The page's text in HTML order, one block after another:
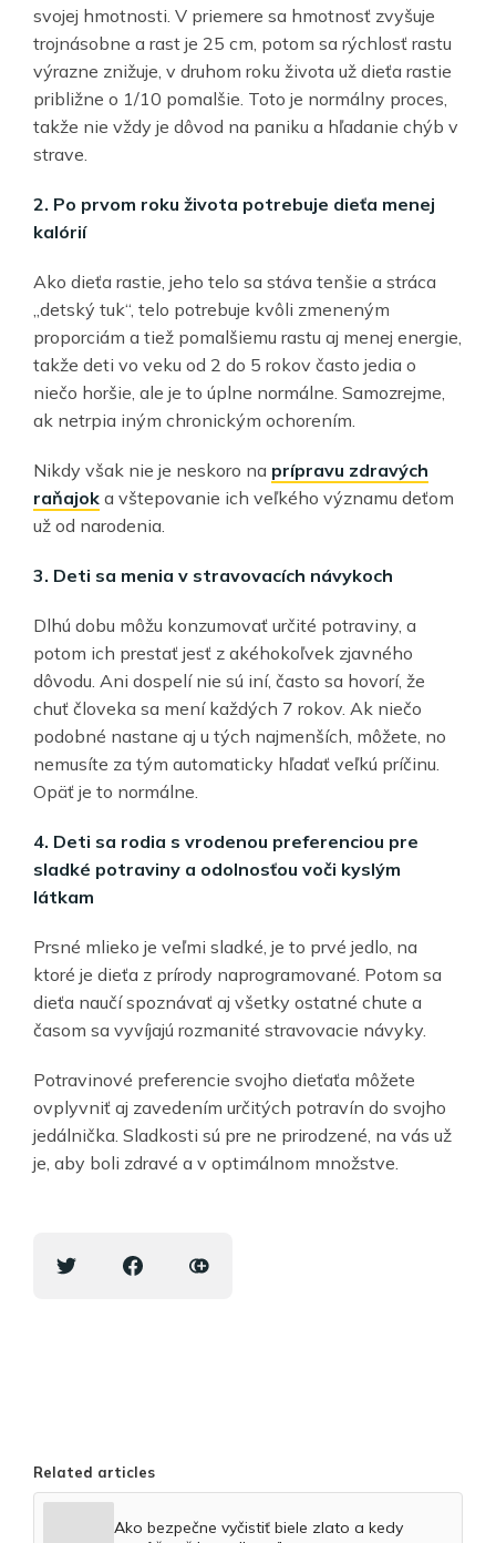
svojej hmotnosti. V priemere sa hmotnosť zvyšuje
trojnásobne a rast je 25 cm, potom sa rýchlosť rastu
výrazne znižuje, v druhom roku života už dieťa rastie
približne o 1/10 pomalšie. Toto je normálny proces,
takže nie vždy je dôvod na paniku a hľadanie chýb v
strave.
2. Po prvom roku života potrebuje dieťa menej
kalórií
Ako dieťa rastie, jeho telo sa stáva tenšie a stráca
„detský tuk“, telo potrebuje kvôli zmeneným
proporciám a tiež pomalšiemu rastu aj menej energie,
takže deti vo veku od 2 do 5 rokov často jedia o
niečo horšie, ale je to úplne normálne. Samozrejme,
ak netrpia iným chronickým ochorením.
Nikdy však nie je neskoro na prípravu zdravých
raňajok a vštepovanie ich veľkého významu deťom
už od narodenia.
3. Deti sa menia v stravovacích návykoch
Dlhú dobu môžu konzumovať určité potraviny, a
potom ich prestať jesť z akéhokoľvek zjavného
dôvodu. Ani dospelí nie sú iní, často sa hovorí, že
chuť človeka sa mení každých 7 rokov. Ak niečo
podobné nastane aj u tých najmenších, môžete, no
nemusíte za tým automaticky hľadať veľkú príčinu.
Opäť je to normálne.
4. Deti sa rodia s vrodenou preferenciou pre
sladké potraviny a odolnosťou voči kyslým
látkam
Prsné mlieko je veľmi sladké, je to prvé jedlo, na
ktoré je dieťa z prírody naprogramované. Potom sa
dieťa naučí spoznávať aj všetky ostatné chute a
časom sa vyvíjajú rozmanité stravovacie návyky.
Potravinové preferencie svojho dieťaťa môžete
ovplyvniť aj zavedením určitých potravín do svojho
jedálnička. Sladkosti sú pre ne prirodzené, na vás už
je, aby boli zdravé a v optimálnom množstve.
Related articles
Ako bezpečne vyčistiť biele zlato a kedy